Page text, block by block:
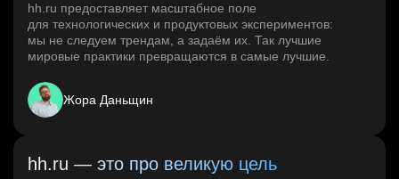
hh.ru предоставляет масштабное поле
для технологических и продуктовых экспериментов:
мы не следуем трендам, а задаём их. Так лучшие
мировые практики превращаются в самые лучшие.
Жора Даньщин
hh.ru — это про великую цель